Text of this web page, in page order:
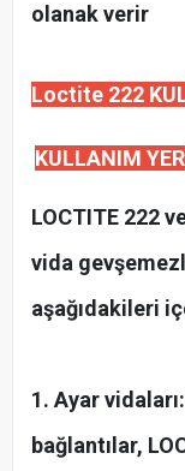
olanak verir
Loctite 222
KULLANIM
LOCTITE 222
vida
aşağıdakileri
1. Ayar
bağlantılar,